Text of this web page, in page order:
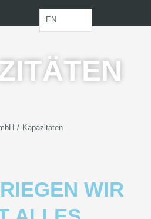
/ Kapazitäten
WIR
EN